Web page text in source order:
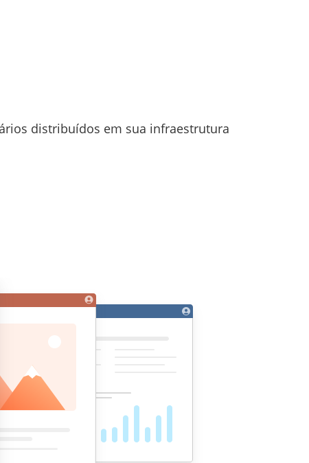
distribuídos em sua infraestrutura